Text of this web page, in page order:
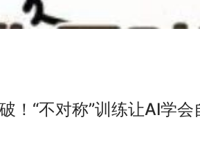
！“不对称”训练让AI学